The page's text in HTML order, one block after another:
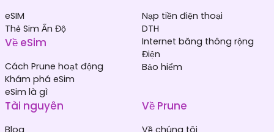
eSIM
Thẻ Sim Ấn Độ
Về eSim
Cách Prune hoạt động
Khám phá eSim
eSim là gì
Nạp tiền điện thoại
DTH
Internet băng thông rộng
Điện
Bảo hiểm
Tài nguyên
Blog
Về Prune
Về chúng tôi